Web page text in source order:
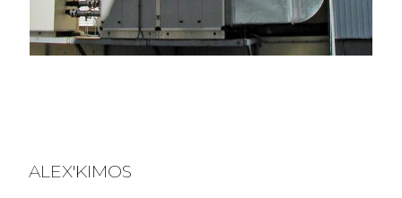
ALEX'KIMOS